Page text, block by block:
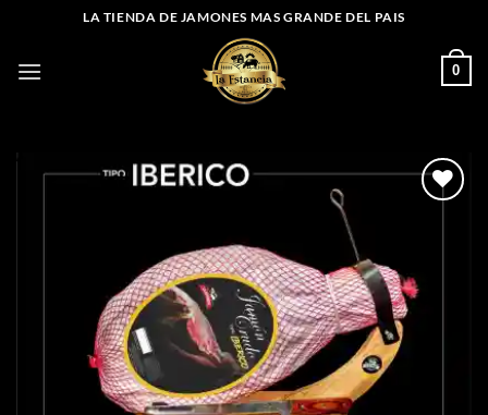
contenido
LA TIENDA DE JAMONES MAS GRANDE DEL PAIS
0
deseos